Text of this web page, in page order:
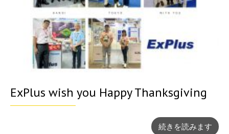
ExPlus wish you Happy Thanksgiving
続きを読みます